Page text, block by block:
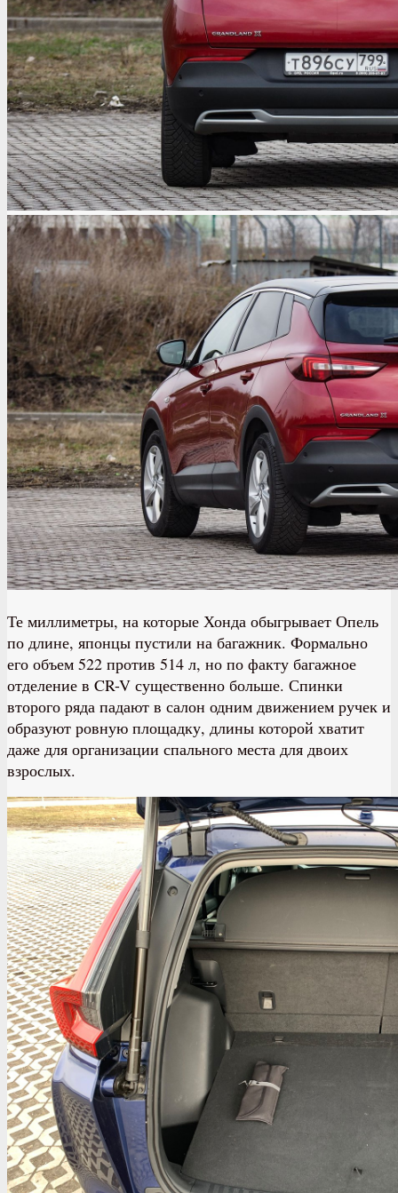
Те миллиметры, на которые Хонда обыгрывает Опель
по длине, японцы пустили на багажник. Формально
его объем 522 против 514 л, но по факту багажное
отделение в CR-V существенно больше. Спинки
второго ряда падают в салон одним движением ручек и
образуют ровную площадку, длины которой хватит
даже для организации спального места для двоих
взрослых.